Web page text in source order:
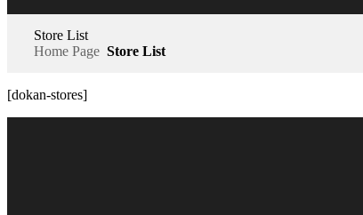
Store List
Home Page Store List
[dokan-stores]